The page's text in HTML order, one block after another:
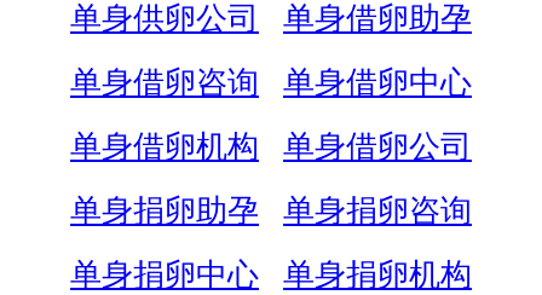
单身供卵公司
单身借卵助孕
单身借卵咨询
单身借卵中心
单身借卵机构
单身借卵公司
单身捐卵助孕
单身捐卵咨询
单身捐卵中心
单身捐卵机构